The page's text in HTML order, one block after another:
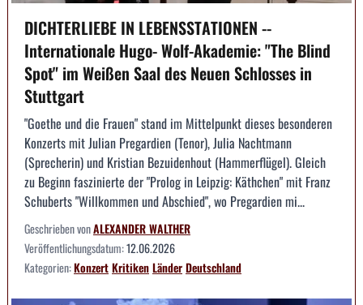
DICHTERLIEBE IN LEBENSSTATIONEN --
Internationale Hugo- Wolf-Akademie: "The Blind
Spot" im Weißen Saal des Neuen Schlosses in
Stuttgart
"Goethe und die Frauen" stand im Mittelpunkt dieses besonderen
Konzerts mit Julian Pregardien (Tenor), Julia Nachtmann
(Sprecherin) und Kristian Bezuidenhout (Hammerflügel). Gleich
zu Beginn faszinierte der "Prolog in Leipzig: Käthchen" mit Franz
Schuberts "Willkommen und Abschied", wo Pregardien mi...
Geschrieben vonALEXANDER WALTHER
Veröffentlichungsdatum:12.06.2026
Kategorien:KonzertKritikenLänderDeutschland